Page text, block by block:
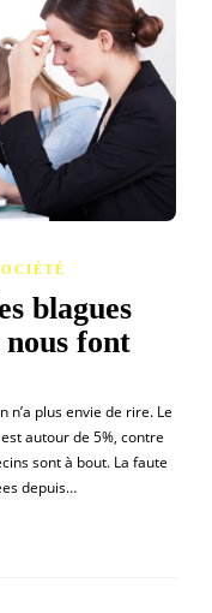
blagues
font
n’a plus envie de rire. Le
autour de 5%, contre
sont à bout. La faute
depuis…